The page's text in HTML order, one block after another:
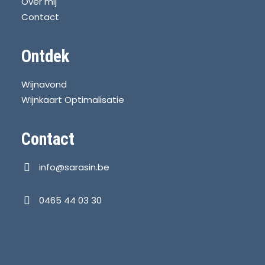
Contact
Ontdek
Wijnavond
Wijnkaart Optimalisatie
Contact
info@sarasin.be
0465 44 03 30